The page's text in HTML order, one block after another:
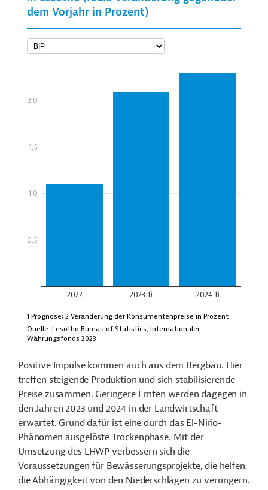
Positive Impulse kommen auch aus dem Bergbau. Hier
treffen steigende Produktion und sich stabilisierende
Preise zusammen. Geringere Ernten werden dagegen in
den Jahren 2023 und 2024 in der Landwirtschaft
erwartet. Grund dafür ist eine durch das El-Niño-
Phänomen ausgelöste Trockenphase. Mit der
Umsetzung des LHWP verbessern sich die
Voraussetzungen für Bewässerungsprojekte, die helfen,
die Abhängigkeit von den Niederschlägen zu verringern.